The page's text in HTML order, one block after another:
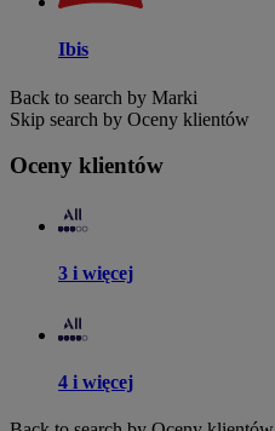
Ibis
Back to search by Marki
Skip search by Oceny klientów
Oceny klientów
3 i więcej
4 i więcej